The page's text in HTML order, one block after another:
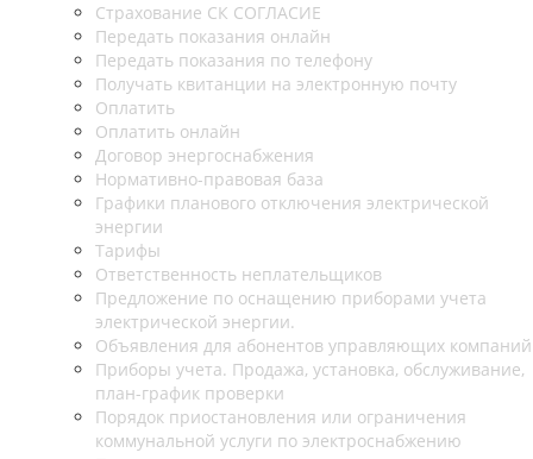
Страхование СК СОГЛАСИЕ
Передать показания онлайн
Передать показания по телефону
Получать квитанции на электронную почту
Оплатить
Оплатить онлайн
Договор энергоснабжения
Нормативно-правовая база
Графики планового отключения электрической
энергии
Тарифы
Ответственность неплательщиков
Предложение по оснащению приборами учета
электрической энергии.
Объявления для абонентов управляющих компаний
Приборы учета. Продажа, установка, обслуживание,
план-график проверки
Порядок приостановления или ограничения
коммунальной услуги по электроснабжению